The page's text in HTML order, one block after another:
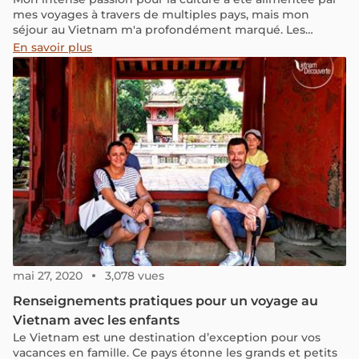
mes voyages à travers de multiples pays, mais mon
séjour au Vietnam m'a profondément marqué. Les
paysages naturels et la diversité culturelle m'ont fasciné
au plus haut point. Je souhaite maintenant partager
cette expérience unique, en écrivant sur mes cinq jours
passés dans les régions montagneuses du nord du
Vietnam.
En savoir plus
mai 27, 2020 3,078 vues
Renseignements pratiques pour un voyage au
Vietnam avec les enfants
Le Vietnam est une destination d’exception pour vos
vacances en famille. Ce pays étonne les grands et petits